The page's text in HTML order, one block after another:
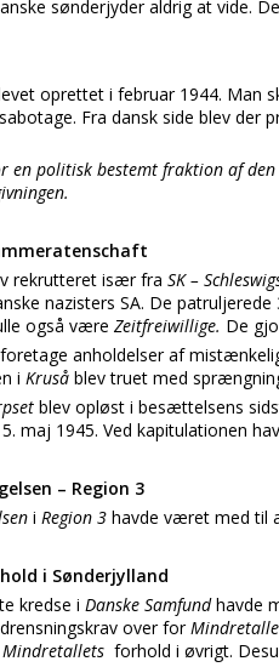
sønderjyder aldrig at vide.
oprettet i februar 1944. Man
Fra dansk side blev der
en politisk bestemt fraktion af
rekrutteret især fra SK –
nazisters SA. De
også være Zeitfreiwillige. De
anholdelser af
i Kruså blev truet med
blev opløst i besættelsens
maj 1945. Ved kapitulationen
– Region 3
i Region 3 havde været med til
i Sønderjylland
kredse i Danske Samfundhavde
over for
Mindretallets forhold i øvrigt.